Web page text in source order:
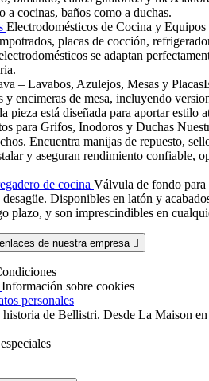
a cocinas, baños como a duchas.
Electrodomésticos de Cocina y
placas de cocción,
se adaptan
– Lavabos, Azulejos, Mesas y
y encimeras de mesa, incluyendo
pieza está diseñada para aportar
para Grifos, Inodoros y Duchas
Encuentra manijas de repuesto,
y aseguran rendimiento confiable,
de cocina Válvula de fondo para
Disponibles en latón y
plazo, y son imprescindibles en
de nuestra empresa 
Información sobre cookies
personales
de Bellistri. Desde La Maison